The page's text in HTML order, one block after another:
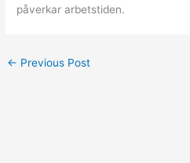
påverkar arbetstiden.
← Previous Post